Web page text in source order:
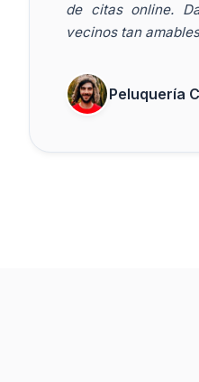
de citas online.
vecinos tan
Peluquería